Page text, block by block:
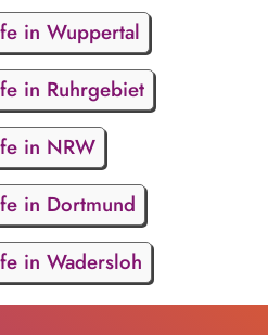
in Wuppertal
in Ruhrgebiet
in NRW
in Dortmund
in Wadersloh